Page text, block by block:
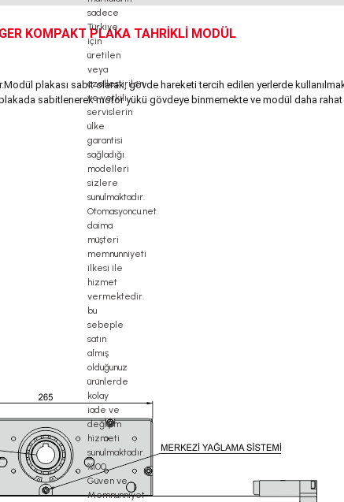
KOMPAKT PLAKA TAHRİKLİ MODÜL
plakası sabit olarak, gövde hareketi tercih edilen yerlerde
sabitlenerek motor yükü gövdeye binmemekte ve modül daha rahat